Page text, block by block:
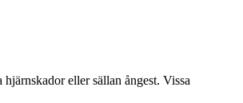
eller sällan ångest. Vissa